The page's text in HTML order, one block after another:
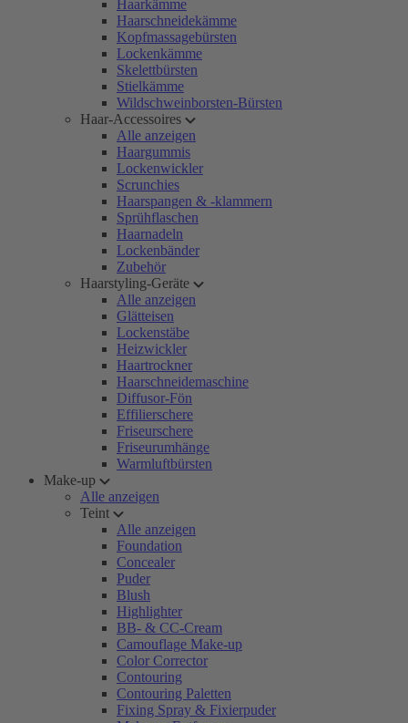
Haarkämme
Haarschneidekämme
Kopfmassagebürsten
Lockenkämme
Skelettbürsten
Stielkämme
Wildschweinborsten-Bürsten
Haar-Accessoires
Alle anzeigen
Haargummis
Lockenwickler
Scrunchies
Haarspangen & -klammern
Sprühflaschen
Haarnadeln
Lockenbänder
Zubehör
Haarstyling-Geräte
Alle anzeigen
Glätteisen
Lockenstäbe
Heizwickler
Haartrockner
Haarschneidemaschine
Diffusor-Fön
Effilierschere
Friseurschere
Friseurumhänge
Warmluftbürsten
Make-up
Alle anzeigen
Teint
Alle anzeigen
Foundation
Concealer
Puder
Blush
Highlighter
BB- & CC-Cream
Camouflage Make-up
Color Corrector
Contouring
Contouring Paletten
Fixing Spray & Fixierpuder